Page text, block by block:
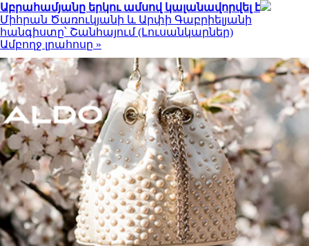
Աբրահամյանը երկու ամսով կալանավորվել է
Միհրան Ծառուկյանի և Արփի Գաբրիելյանի
հանգիստը՝ Շանհայում (Լուսանկարներ)
Ամբողջ լրահոսը »